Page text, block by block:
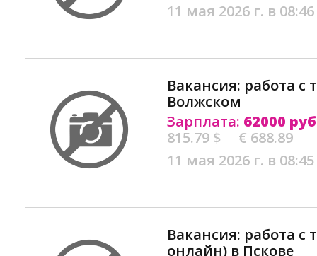
11 мая 2026 г. в 08:46
Вакансия: работа с
Волжском
Зарплата: 62000
815.79 $
€ 688.89
11 мая 2026 г. в 08:45
Вакансия: работа с
онлайн) в Пскове